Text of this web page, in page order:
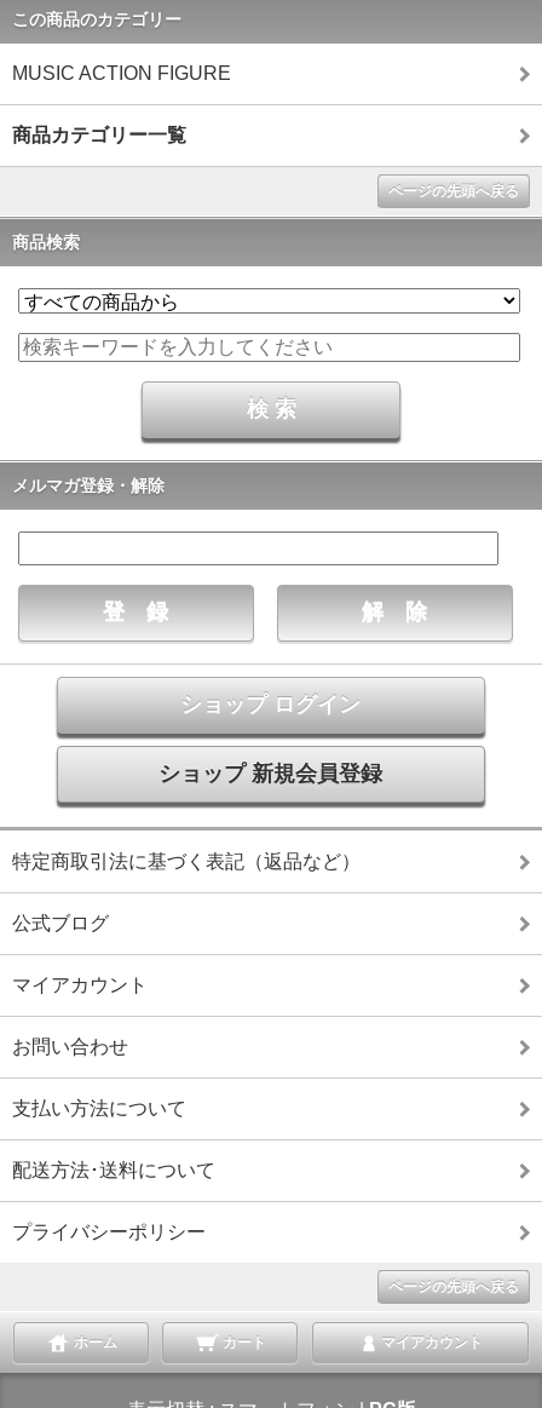
この商品のカテゴリー
MUSIC ACTION FIGURE
商品カテゴリー一覧
ページの先頭へ戻る
商品検索
メルマガ登録・解除
ショップ ログイン
ショップ 新規会員登録
特定商取引法に基づく表記（返品など）
公式ブログ
マイアカウント
お問い合わせ
支払い方法について
配送方法･送料について
プライバシーポリシー
ページの先頭へ戻る
ホーム カート マイアカウント